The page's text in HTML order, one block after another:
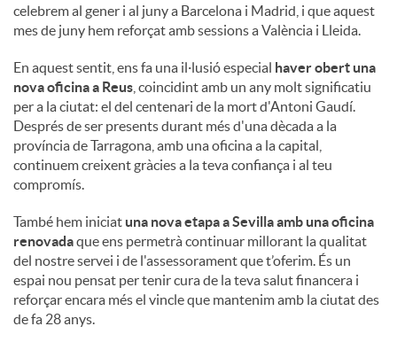
celebrem al gener i al juny a Barcelona i Madrid, i que aquest
mes de juny hem reforçat amb sessions a València i Lleida.
En aquest sentit, ens fa una il·lusió especial haver obert una
nova oficina a Reus , coincidint amb un any molt significatiu
per a la ciutat: el del centenari de la mort d'Antoni Gaudí.
Després de ser presents durant més d'una dècada a la
província de Tarragona, amb una oficina a la capital,
continuem creixent gràcies a la teva confiança i al teu
compromís.
També hem iniciat una nova etapa a Sevilla amb una oficina
renovadaque ens permetrà continuar millorant la qualitat
del nostre servei i de l'assessorament que t’oferim. És un
espai nou pensat per tenir cura de la teva salut financera i
reforçar encara més el vincle que mantenim amb la ciutat des
de fa 28 anys.